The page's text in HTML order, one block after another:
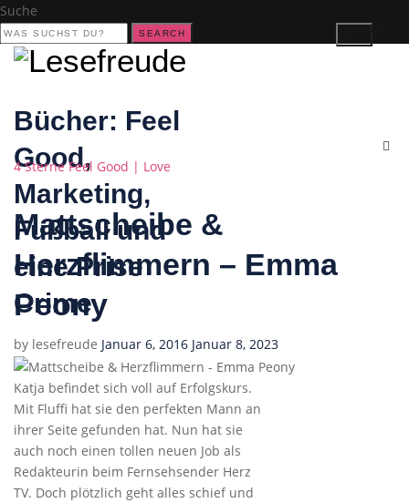
Suche
SEARCH
Bücher: Feel
Good,
Marketing,
Fußball und
eine Prise
Crime
Categories
4 Sterne Feel Good | Love
Mattscheibe &
Herzflimmern – Emma
Peony
by lesefreude Posted
on
Januar 6, 2016 Januar 8, 2023
Katja befindet sich voll auf Erfolgskurs.
Mit Fluffi hat sie den perfekten Mann an
ihrer Seite gefunden hat. Nun hat sie
auch noch einen tollen neuen Job als
Redakteurin beim Fernsehsender Herz
TV. Doch plötzlich geht alles schief und